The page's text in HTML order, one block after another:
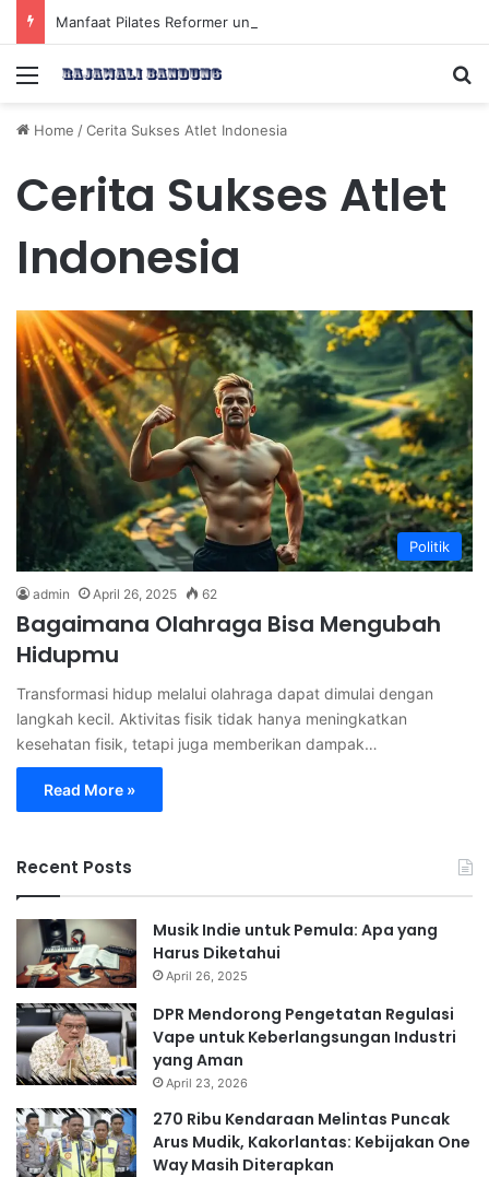
Menu
Home /Cerita Sukses Atlet Indonesia
Cerita Sukses Atlet
Indonesia
Politik
admin April 26, 2025 62
Bagaimana Olahraga Bisa Mengubah
Hidupmu
Transformasi hidup melalui olahraga dapat dimulai dengan
langkah kecil. Aktivitas fisik tidak hanya meningkatkan
kesehatan fisik, tetapi juga memberikan dampak…
Read More »
Recent Posts
Musik Indie untuk Pemula: Apa yang
Harus Diketahui
April 26, 2025
DPR Mendorong Pengetatan Regulasi
Vape untuk Keberlangsungan Industri
yang Aman
April 23, 2026
270 Ribu Kendaraan Melintas Puncak
Arus Mudik, Kakorlantas: Kebijakan One
Way Masih Diterapkan